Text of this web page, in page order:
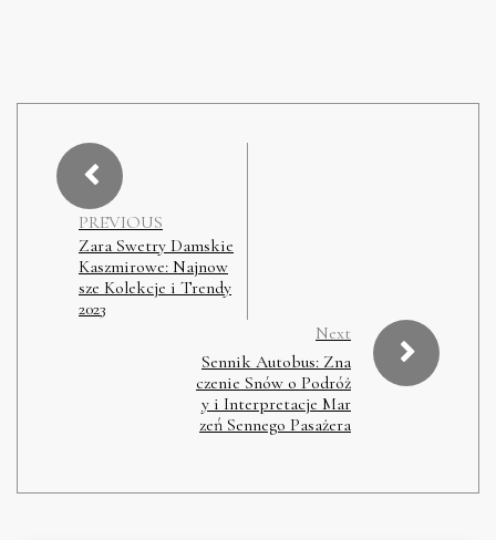
PREVIOUS
Zara Swetry Damskie
Kaszmirowe: Najnow
sze Kolekcje i Trendy
2023
Next
Sennik Autobus: Zna
czenie Snów o Podróż
y i Interpretacje Mar
zeń Sennego Pasażera